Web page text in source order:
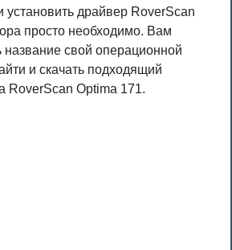
установить драйвер RoverScan
просто необходимо. Вам
название свой операционной
и скачать подходящий
RoverScan Optima 171.